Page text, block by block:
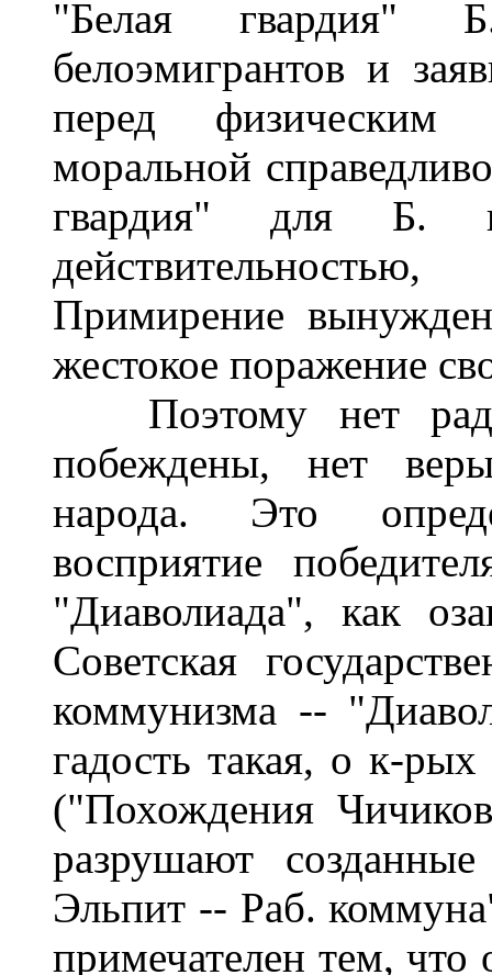
"Белая гвардия"
белоэмигрантов и
перед физическим
моральной
гвардия" для Б.
Примирение
жестокое поражение
Поэтому нет
побеждены, нет
народа. Это
восприятие
"Диаволиада", как
Советская
коммунизма --
гадость такая, о к-
("Похождения
разрушают
Эльпит -- Раб.
примечателен тем, что